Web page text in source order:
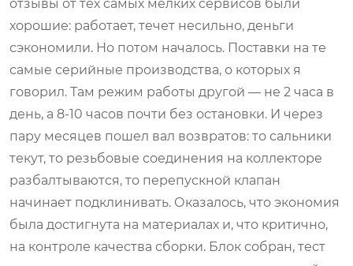
отзывы от тех самых мелких сервисов были
хорошие: работает, течет несильно, деньги
сэкономили. Но потом началось. Поставки на те
самые серийные производства, о которых я
говорил. Там режим работы другой — не 2 часа в
день, а 8-10 часов почти без остановки. И через
пару месяцев пошел вал возвратов: то сальники
текут, то резьбовые соединения на коллекторе
разбалтываются, то перепускной клапан
начинает подклинивать. Оказалось, что экономия
была достигнута на материалах и, что критично,
на контроле качества сборки. Блок собран, тест